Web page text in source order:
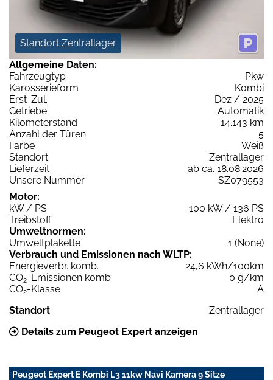
Standort Zentrallager
Allgemeine Daten:
Fahrzeugtyp
Pkw
Karosserieform
Kombi
Erst-Zul.
Dez / 2025
Getriebe
Automatik
Kilometerstand
14.143 km
Anzahl der Türen
5
Farbe
Weiß
Standort
Zentrallager
Lieferzeit
ab ca. 18.08.2026
Unsere Nummer
SZ079553
Motor:
kW / PS
100 kW / 136 PS
Treibstoff
Elektro
Umweltnormen:
Umweltplakette
1 (None)
Verbrauch und Emissionen nach WLTP:
Energieverbr. komb.
24,6 kWh/100km
CO2-Emissionen komb.
0 g/km
CO2-Klasse
A
Standort
Zentrallager
Details zum Peugeot Expert anzeigen
Peugeot Expert E Kombi L3 11kw Navi Kamera 9 Sitze